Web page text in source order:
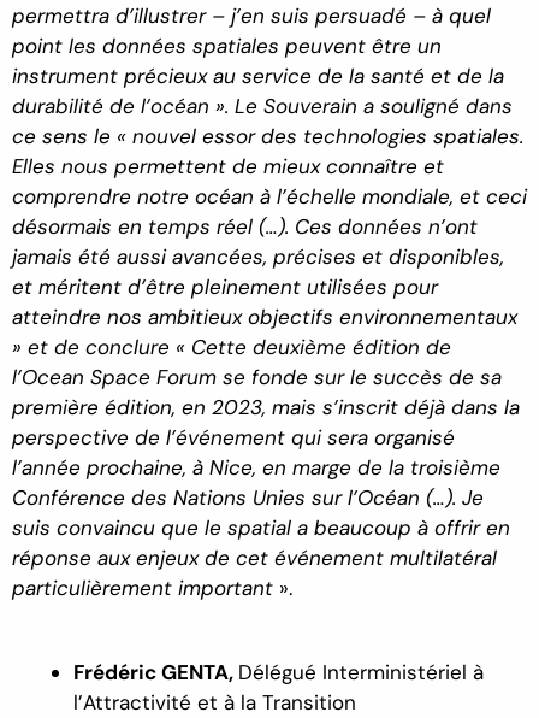
permettra d’illustrer – j’en suis persuadé – à quel
point les données spatiales peuvent être un
instrument précieux au service de la santé et de la
durabilité de l’océan ». Le Souverain a souligné dans
ce sens le « nouvel essor des technologies spatiales.
Elles nous permettent de mieux connaître et
comprendre notre océan à l’échelle mondiale, et ceci
désormais en temps réel (…). Ces données n’ont
jamais été aussi avancées, précises et disponibles,
et méritent d’être pleinement utilisées pour
atteindre nos ambitieux objectifs environnementaux
» et de conclure « Cette deuxième édition de
l’Ocean Space Forum se fonde sur le succès de sa
première édition, en 2023, mais s’inscrit déjà dans la
perspective de l’événement qui sera organisé
l’année prochaine, à Nice, en marge de la troisième
Conférence des Nations Unies sur l’Océan (…). Je
suis convaincu que le spatial a beaucoup à offrir en
réponse aux enjeux de cet événement multilatéral
particulièrement important ».
Frédéric GENTA, Délégué Interministériel à
l’Attractivité et à la Transition